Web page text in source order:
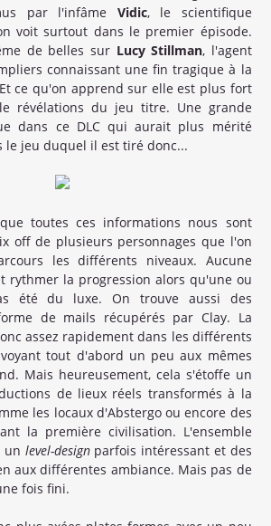
par l'infâme Vidic, le scientifique
voit surtout dans le premier épisode.
de belles sur Lucy Stillman, l'agent
connaissant une fin tragique à la
ce qu'on apprend sur elle est plus fort
révélations du jeu titre. Une grande
dans ce DLC qui aurait plus mérité
le jeu duquel il est tiré donc...
toutes ces informations nous sont
off de plusieurs personnages que l'on
les différents niveaux. Aucune
rythmer la progression alors qu'une ou
été du luxe. On trouve aussi des
de mails récupérés par Clay. La
assez rapidement dans les différents
tout d'abord un peu aux mêmes
Mais heureusement, cela s'étoffe un
de lieux réels transformés à la
les locaux d'Abstergo ou encore des
la première civilisation. L'ensemble
un level-designparfois intéressant et des
aux différentes ambiance. Mais pas de
fois fini.